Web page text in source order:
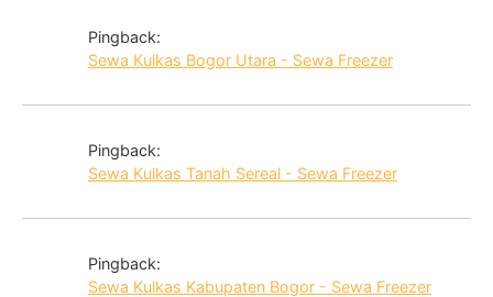
Pingback:
Sewa Kulkas Bogor Utara - Sewa Freezer
Pingback:
Sewa Kulkas Tanah Sereal - Sewa Freezer
Pingback:
Sewa Kulkas Kabupaten Bogor - Sewa Freezer